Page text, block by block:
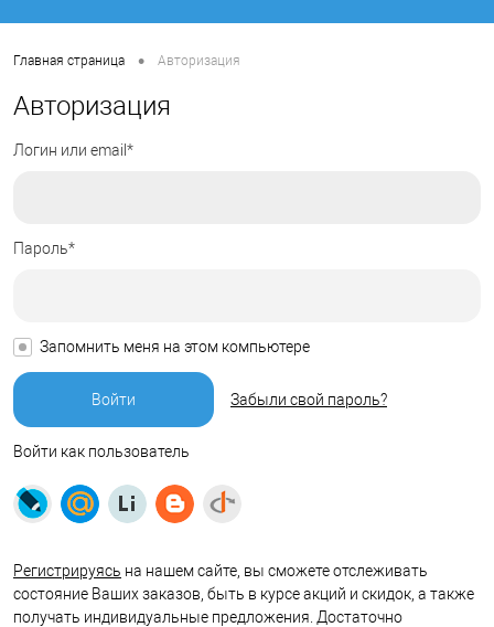
Главная страница • Авторизация
Авторизация
Логин или email*
Пароль*
Запомнить меня на этом компьютере
Забыли свой пароль?
Войти как пользователь
Регистрируясь на нашем сайте, вы сможете отслеживать
состояние Ваших заказов, быть в курсе акций и скидок, а также
получать индивидуальные предложения. Достаточно